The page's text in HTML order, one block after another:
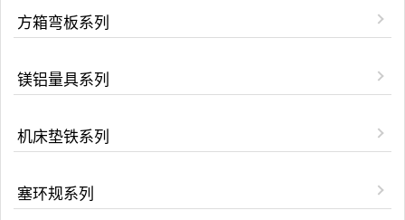
方箱弯板系列
镁铝量具系列
机床垫铁系列
塞环规系列